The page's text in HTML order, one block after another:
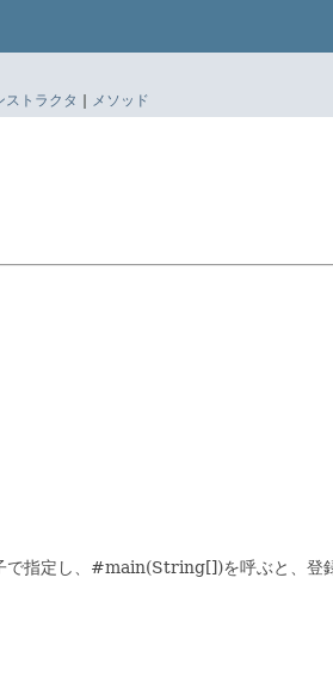
ストラクタ | メソッド
で指定し、#main(String[])を呼ぶと、登